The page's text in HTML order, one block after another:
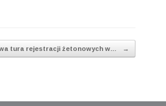
tura rejestracji żetonowych w… →